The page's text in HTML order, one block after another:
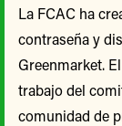
La FCAC ha
contraseña y
Greenmarket.
trabajo del
comunidad de